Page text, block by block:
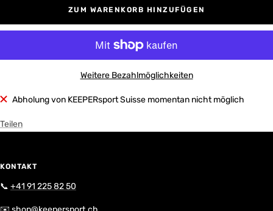
ZUM WARENKORB HINZUFÜGEN
Weitere Bezahlmöglichkeiten
Abholung von KEEPERsport Suisse momentan nicht möglich
Teilen
KONTAKT
📞 +41 91 225 82 50